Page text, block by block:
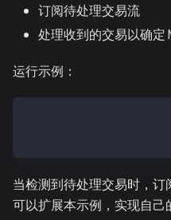
订阅待处理交易流
处理收到的交易以确定
运行示例：
当检测到待处理交易时，
可以扩展本示例，实现自己